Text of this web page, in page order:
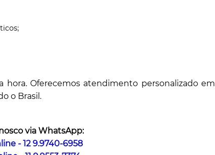
hora. Oferecemos atendimento personalizado em
o Brasil.
via WhatsApp:
- 12 9.9740-6958